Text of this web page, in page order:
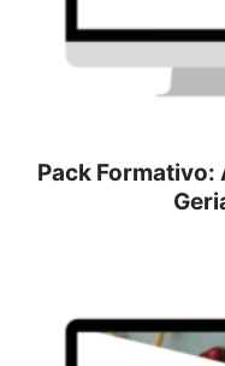
Pack Formativo: